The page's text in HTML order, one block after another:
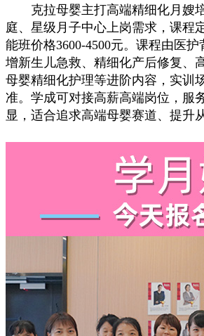
克拉母婴主打高端精细化月嫂
庭、星级月子中心上岗需求，课程
能班价格3600-4500元。课程由医
增新生儿急救、精细化产后修复、
母婴精细化护理等进阶内容，实训
准。学成可对接高薪高端岗位，服
显，适合追求高端母婴赛道、提升